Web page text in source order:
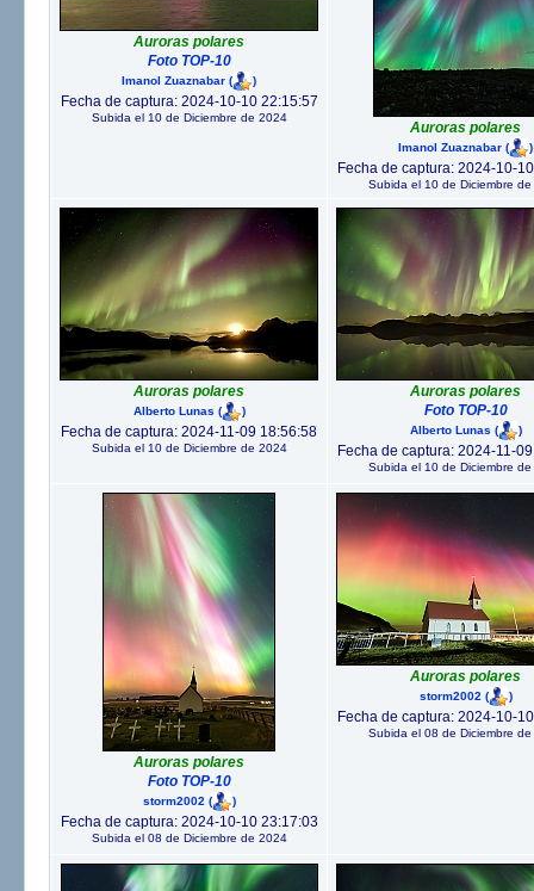
Auroras polares
Foto TOP-10
Imanol Zuaznabar ( )
Fecha de captura: 2024-10-10 22:15:57
Subida el 10 de Diciembre de 2024
Auroras polares
Imanol Zuaznabar ( )
Fecha de captura: 2024-10-
Subida el 10 de Diciembre
Auroras polares
Alberto Lunas ( )
Fecha de captura: 2024-11-09 18:56:58
Subida el 10 de Diciembre de 2024
Auroras polares
Foto TOP-10
Alberto Lunas ( )
Fecha de captura: 2024-11-
Subida el 10 de Diciembre
Auroras polares
Foto TOP-10
storm2002 ( )
Fecha de captura: 2024-10-10 23:17:03
Subida el 08 de Diciembre de 2024
Auroras polares
storm2002 ( )
Fecha de captura: 2024-10-
Subida el 08 de Diciembre